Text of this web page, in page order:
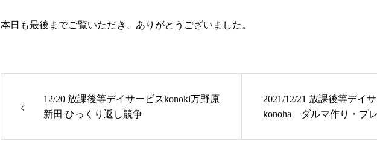
本日も最後までご覧いただき、ありがとうございました。
12/20 放課後等デイサービスkonoki万野原
新田 ひっくり返し競争
2021/12/21 放課後等デイ
konoha ダルマ作り・プ